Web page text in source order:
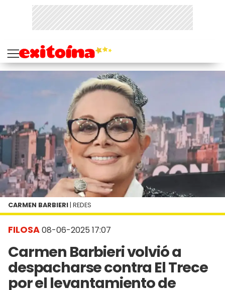
FILOSA08-06-2025 17:07
Carmen Barbieri volvió a
despacharse contra El Trece
por el levantamiento de
CARMEN BARBIERI | REDES